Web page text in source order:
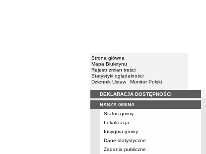
Strona główna
Mapa Biuletynu
Rejestr zmian treści
Statystyki oglądalności
Dziennik Ustaw
Monitor Polski
Menu
DEKLARACJA DOSTĘPNOŚCI
NASZA GMINA
Status gminy
Lokalizacja
Insygnia gminy
Dane statystyczne
Zadania publiczne